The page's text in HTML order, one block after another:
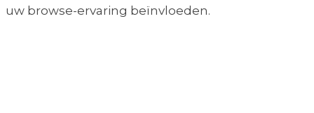
uw browse-ervaring beïnvloeden.